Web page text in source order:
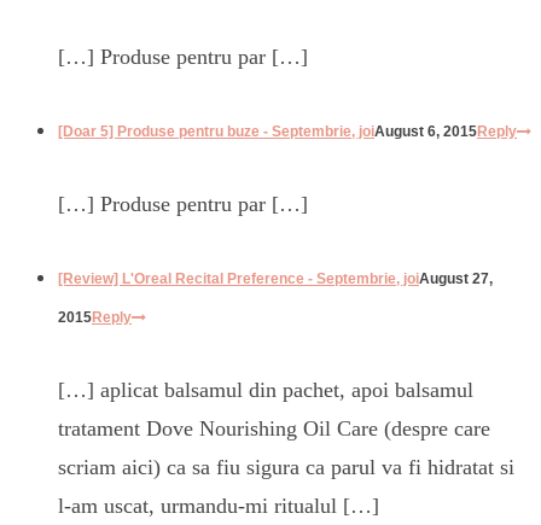
[…] Produse pentru par […]
[Doar 5] Produse pentru buze - Septembrie, joiAugust 6, 2015Reply
[…] Produse pentru par […]
[Review] L'Oreal Recital Preference - Septembrie, joiAugust 27,
2015Reply
[…] aplicat balsamul din pachet, apoi balsamul
tratament Dove Nourishing Oil Care (despre care
scriam aici) ca sa fiu sigura ca parul va fi hidratat si
l-am uscat, urmandu-mi ritualul […]